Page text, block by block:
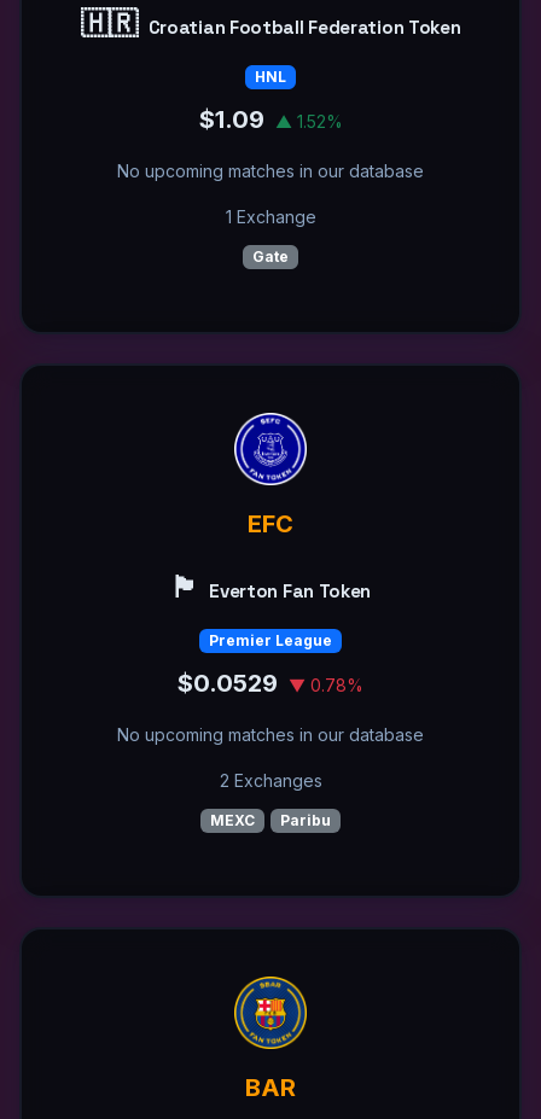
🇭🇷 Croatian Football Federation Token
HNL
$1.09 ▲ 1.52%
No upcoming matches in our database
1 Exchange
Gate
EFC
🏴󠁧󠁢󠁥󠁮󠁧󠁿 Everton Fan Token
Premier League
$0.0529 ▼ 0.78%
No upcoming matches in our database
2 Exchanges
MEXC Paribu
BAR